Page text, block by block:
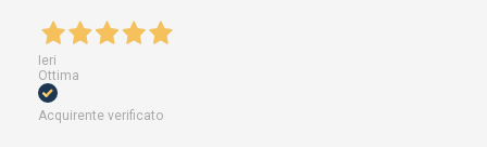
Ieri
Ottima
Acquirente verificato